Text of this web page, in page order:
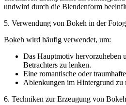
undwird durch die Blendenform
5. Verwendung von Bokeh in der
Bokeh wird häufig verwendet, um:
Das Hauptmotiv hervorzuheben
Betrachters zu lenken.
Eine romantische oder
Ablenkungen im Hintergrund zu
6. Techniken zur Erzeugung von Bokeh